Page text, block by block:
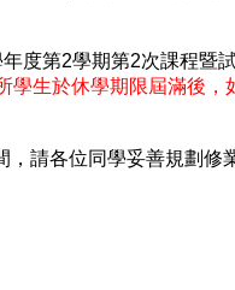
年度第2學期第2次課程暨
學生於休學期限屆滿後
，請各位同學妥善規劃修